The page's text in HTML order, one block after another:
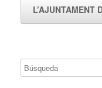
L’AJUNTAMENT